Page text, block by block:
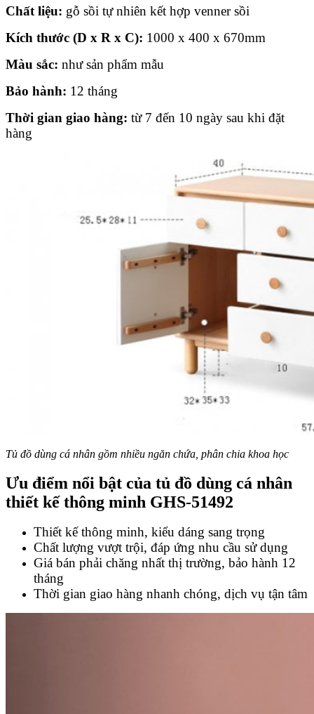
Chất liệu: gỗ sồi tự nhiên kết hợp venner sồi
Kích thước (D x R x C): 1000 x 400 x 670mm
Màu sắc: như sản phẩm mẫu
Bảo hành: 12 tháng
Thời gian giao hàng: từ 7 đến 10 ngày sau khi đặt
hàng
Tủ đồ dùng cá nhân gồm nhiều ngăn chứa, phân chia khoa học
Ưu điểm nổi bật của tủ đồ dùng cá nhân
thiết kế thông minh GHS-51492
Thiết kế thông minh, kiểu dáng sang trọng
Chất lượng vượt trội, đáp ứng nhu cầu sử dụng
Giá bán phải chăng nhất thị trường, bảo hành 12
tháng
Thời gian giao hàng nhanh chóng, dịch vụ tận tâm